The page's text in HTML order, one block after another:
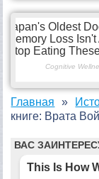
Главная
книге: Врата